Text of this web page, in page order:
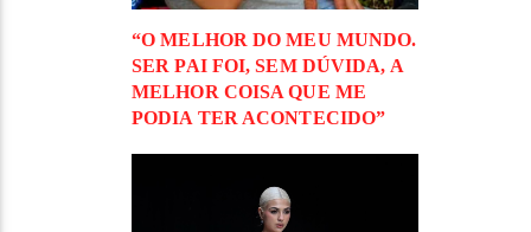
“O MELHOR DO MEU MUNDO.
SER PAI FOI, SEM DÚVIDA, A
MELHOR COISA QUE ME
PODIA TER ACONTECIDO”